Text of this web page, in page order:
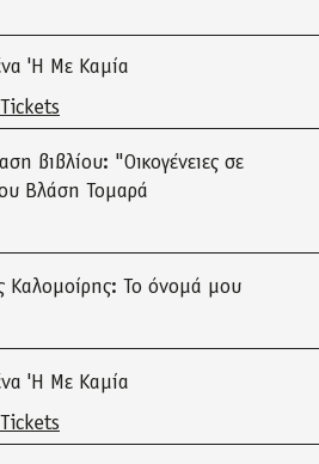
'Η Με Καμία
Tickets
βιβλίου: "Οικογένειες σε
Βλάση Τομαρά
Καλομοίρης: Το όνομά μου
'Η Με Καμία
Tickets